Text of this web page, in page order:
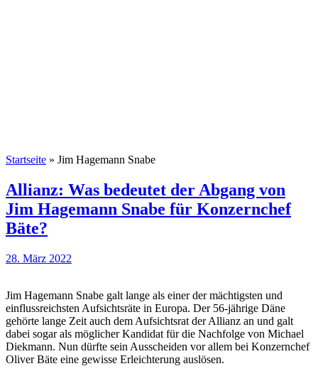
Startseite » Jim Hagemann Snabe
Allianz: Was bedeutet der Abgang von
Jim Hagemann Snabe für Konzernchef
Bäte?
28. März 2022
Jim Hagemann Snabe galt lange als einer der mächtigsten und
einflussreichsten Aufsichtsräte in Europa. Der 56-jährige Däne
gehörte lange Zeit auch dem Aufsichtsrat der Allianz an und galt
dabei sogar als möglicher Kandidat für die Nachfolge von Michael
Diekmann. Nun dürfte sein Ausscheiden vor allem bei Konzernchef
Oliver Bäte eine gewisse Erleichterung auslösen.